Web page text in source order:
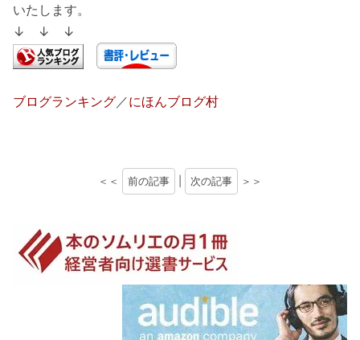
いたします。
↓ ↓ ↓
ブログランキング ／にほんブログ村
＜＜ 前の記事 次の記事 ＞＞